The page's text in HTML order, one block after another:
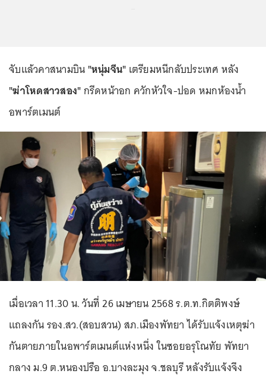
จับแล้วคาสนามบิน "หนุ่มจีน" เตรียมหนีกลับประเทศ หลัง
"ฆ่าโหดสาวสอง"กรีดหน้าอก ควักหัวใจ-ปอด หมกห้องน้ำ
อพาร์ตเมนต์
เมื่อเวลา 11.30 น. วันที่ 26 เมษายน 2568 ร.ต.ท.กิตติพงษ์
แถลงกัน รอง.สว.(สอบสวน) สภ.เมืองพัทยา ได้รับแจ้งเหตุฆ่า
กันตายภายในอพาร์ตเมนต์แห่งหนึ่ง ในซอยอรุโณทัย พัทยา
กลาง ม.9 ต.หนองปรือ อ.บางละมุง จ.ชลบุรี หลังรับแจ้งจึง